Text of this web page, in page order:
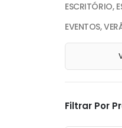
ESCRITÓRIO,
EVENTOS,
Filtrar Por